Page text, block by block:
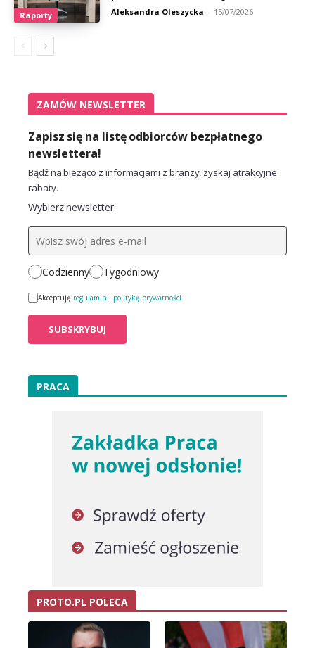
Raporty Aleksandra Oleszycka - 15/07/2026
ZAMÓW NEWSLETTER
Zapisz się na listę odbiorców bezpłatnego
newslettera!
Bądź na bieżąco z informacjami z branży, zyskaj atrakcyjne
rabaty.
Wybierz newsletter:
Codzienny Tygodniowy
Akceptuję regulamin i politykę prywatności
PRACA
PROTO.PL POLECA